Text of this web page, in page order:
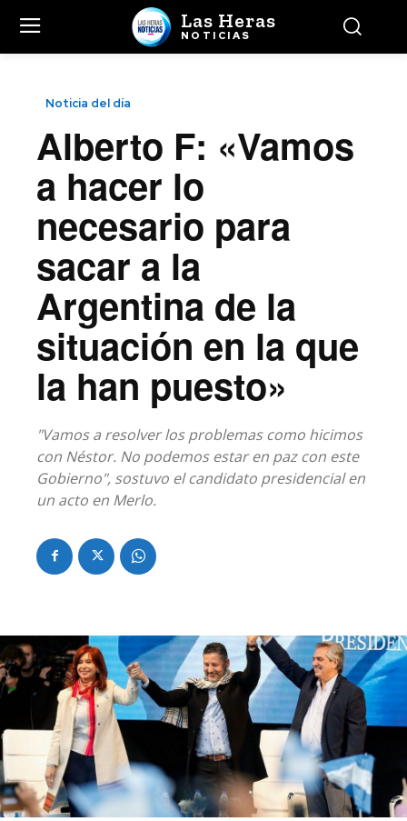
Las Heras
NOTICIAS
Noticia del día
Alberto F: «Vamos
a hacer lo
necesario para
sacar a la
Argentina de la
situación en la que
la han puesto»
"Vamos a resolver los problemas como hicimos
con Néstor. No podemos estar en paz con este
Gobierno", sostuvo el candidato presidencial en
un acto en Merlo.